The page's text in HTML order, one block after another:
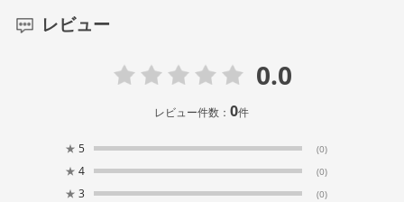
レビュー
0.0
レビュー件数：0件
★ 5 (0)
★ 4 (0)
★ 3 (0)